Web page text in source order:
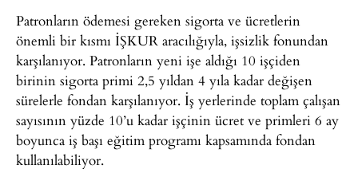
Patronların ödemesi gereken sigorta ve ücretlerin
önemli bir kısmı İŞKUR aracılığıyla, işsizlik fonundan
karşılanıyor. Patronların yeni işe aldığı 10 işçiden
birinin sigorta primi 2,5 yıldan 4 yıla kadar değişen
sürelerle fondan karşılanıyor. İş yerlerinde toplam çalışan
sayısının yüzde 10’u kadar işçinin ücret ve primleri 6 ay
boyunca iş başı eğitim programı kapsamında fondan
kullanılabiliyor.